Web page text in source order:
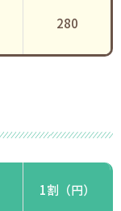
280
1割（円）